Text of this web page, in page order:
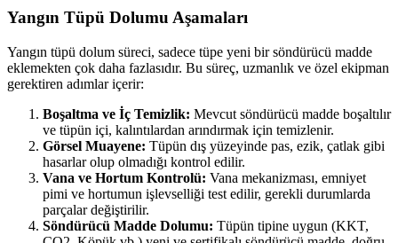
Yangın Tüpü Dolumu Aşamaları
Yangın tüpü dolum süreci, sadece tüpe yeni bir söndürücü madde
eklemekten çok daha fazlasıdır. Bu süreç, uzmanlık ve özel ekipman
gerektiren adımlar içerir:
Boşaltma ve İç Temizlik: Mevcut söndürücü madde boşaltılır
ve tüpün içi, kalıntılardan arındırmak için temizlenir.
Görsel Muayene: Tüpün dış yüzeyinde pas, ezik, çatlak gibi
hasarlar olup olmadığı kontrol edilir.
Vana ve Hortum Kontrolü: Vana mekanizması, emniyet
pimi ve hortumun işlevselliği test edilir, gerekli durumlarda
parçalar değiştirilir.
Söndürücü Madde Dolumu: Tüpün tipine uygun (KKT,